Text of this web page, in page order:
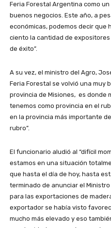
Feria Forestal Argentina como
buenos negocios. Este año, a
económicas, podemos decir que
ciento la cantidad de
de éxito”.
A su vez, el ministro del Agro,
Feria Forestal se volvió una muy
provincia de Misiones, es donde
tenemos como provincia en el
en la provincia más importante
rubro”.
El funcionario aludió al “difícil
estamos en una situación
que hasta el día de hoy, hasta
terminado de anunciar el
para las exportaciones de
exportador se había visto
mucho más elevado y eso